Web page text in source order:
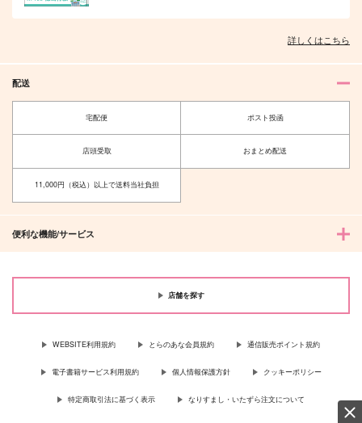
浅日和り
太宰治×中原中也
太宰治×中原中也
円（税込）
太宰治×中原中也
詳しくはこちら
配送
宅配便 ポスト投函
店頭受取 おまとめ配送
11,000円（税込）以上で送料当社負担
便利な機能/サービス
店舗を探す
WEBSITE利用規約 とらのあな会員規約 通信販売ポイント規約
電子書籍サービス利用規約 個人情報保護方針 クッキーポリシー
特定商取引法に基づく表示 なりすまし・いたずら注文について